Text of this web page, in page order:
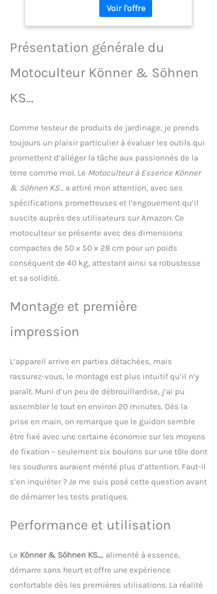
arrière, largeur de
travail 108 cm,
Cultivateur 7,0 ch
notamment aux dernières
possède un numéro de
série individuel, vous
qualité de production et de
des surfaces épaisses. La
profondeur de labour se
règle facilement et
rapidement grâce au soc
réglable, qui permet
l'installation d'accessoires
supplémentaires (charrue
travail du sol, arracheuse
de pommes de terre, roues
Notre motobineuse pour
parcelles agricoles est
commande réglable
rangement compact. Il est
avant assure un contrôle
facile et pratique, aussi
bien pendant le travail du
sol qu'avec une remorque.
Les roues en caoutchouc
sans chambre à air (4,00 à
8 pouces) qui ne
nécessitent pas de
gonflage pendant le
fonctionnement facilitent
le chargement du
cultivateur. La conception
assure une résistance
inférieure de la
transmission par chaîne
contre les chocs. Plus de
10 ans d'expérience dans
la fabrication de moteurs,
l'utilisation de matériaux
Présentation générale du
Motoculteur Könner & Söhnen
KS…
Comme testeur de produits de jardinage, je prends
toujours un plaisir particulier à évaluer les outils qui
promettent d’alléger la tâche aux passionnés de la
terre comme moi. Le Motoculteur à Essence Könner
& Söhnen KS… a attiré mon attention, avec ses
spécifications prometteuses et l’engouement qu’il
suscite auprès des utilisateurs sur Amazon. Ce
motoculteur se présente avec des dimensions
compactes de 50 x 50 x 28 cm pour un poids
conséquent de 40 kg, attestant ainsi sa robustesse
et sa solidité.
Montage et première
impression
L’appareil arrive en parties détachées, mais
rassurez-vous, le montage est plus intuitif qu’il n’y
paraît. Muni d’un peu de débrouillardise, j’ai pu
assembler le tout en environ 20 minutes. Dès la
prise en main, on remarque que le guidon semble
être fixé avec une certaine économie sur les moyens
de fixation – seulement six boulons sur une tôle dont
les soudures auraient mérité plus d’attention. Faut-il
s’en inquiéter ? Je me suis posé cette question avant
de démarrer les tests pratiques.
Performance et utilisation
Le Könner & Söhnen KS…, alimenté à essence,
démarre sans heurt et offre une expérience
confortable dès les premières utilisations. La réalité